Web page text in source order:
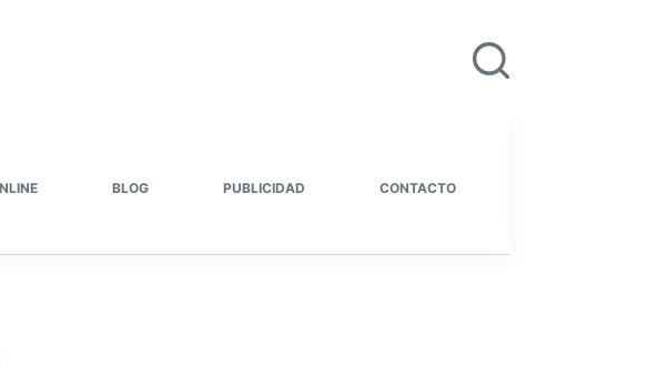
BLOG PUBLICIDAD CONTACTO